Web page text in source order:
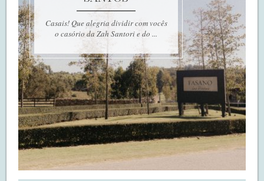
Casais! Que alegria dividir com vocês
o casório da Zah Santori e do ...